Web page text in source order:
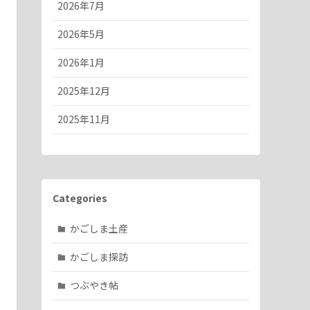
2026年7月
2026年5月
2026年1月
2025年12月
2025年11月
Categories
かごしま土産
かごしま探訪
つぶやき帖